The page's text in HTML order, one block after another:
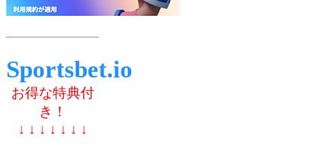
Sportsbet.io
お得な特典付
き！
↓ ↓ ↓ ↓ ↓ ↓ ↓